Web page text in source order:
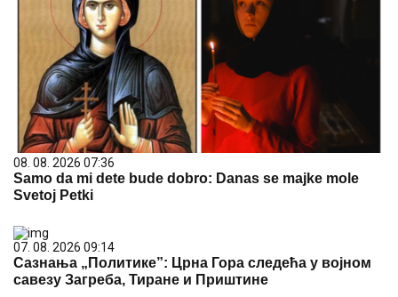
08. 08. 2026 07:36
Samo da mi dete bude dobro: Danas se majke mole
Svetoj Petki
07. 08. 2026 09:14
Сазнања „Политике”: Црна Гора следећа у војном
савезу Загреба, Тиране и Приштине